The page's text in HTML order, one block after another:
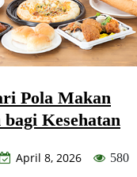
Pola Makan
Kesehatan
April 8, 2026 580